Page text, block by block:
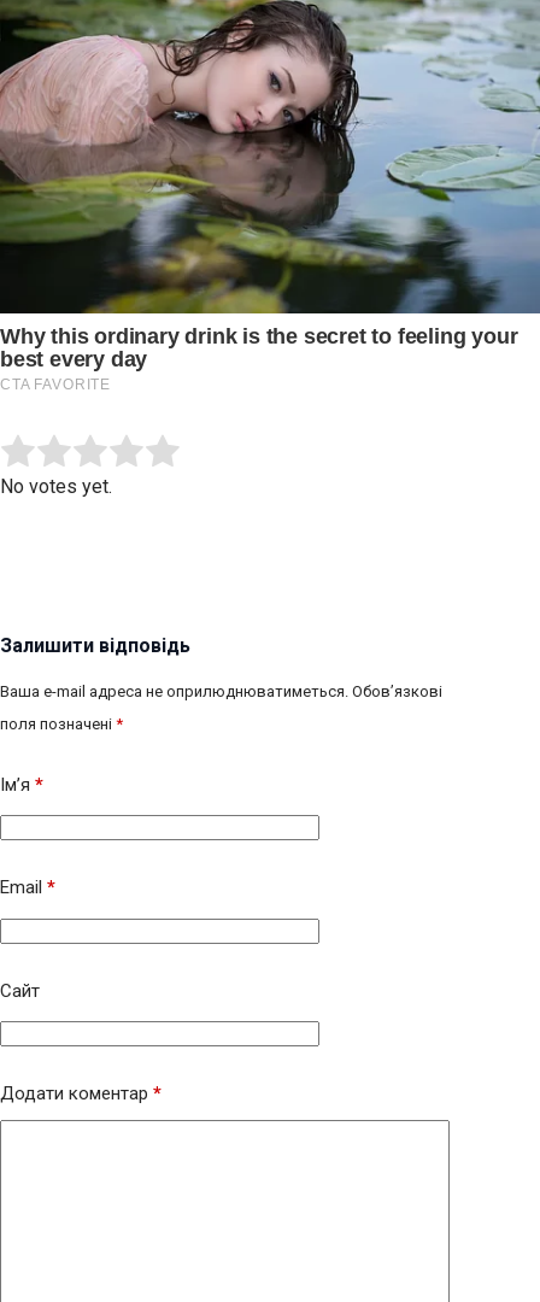
Rate this item:
No votes yet.
Залишити відповідь
Ваша e-mail адреса не оприлюднюватиметься. Обов’язкові
поля позначені *
Ім’я *
Email *
Сайт
Додати коментар *